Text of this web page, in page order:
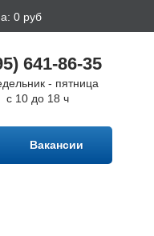
0 руб
641-86-35
- пятница
с 10 до 18 ч
Вакансии